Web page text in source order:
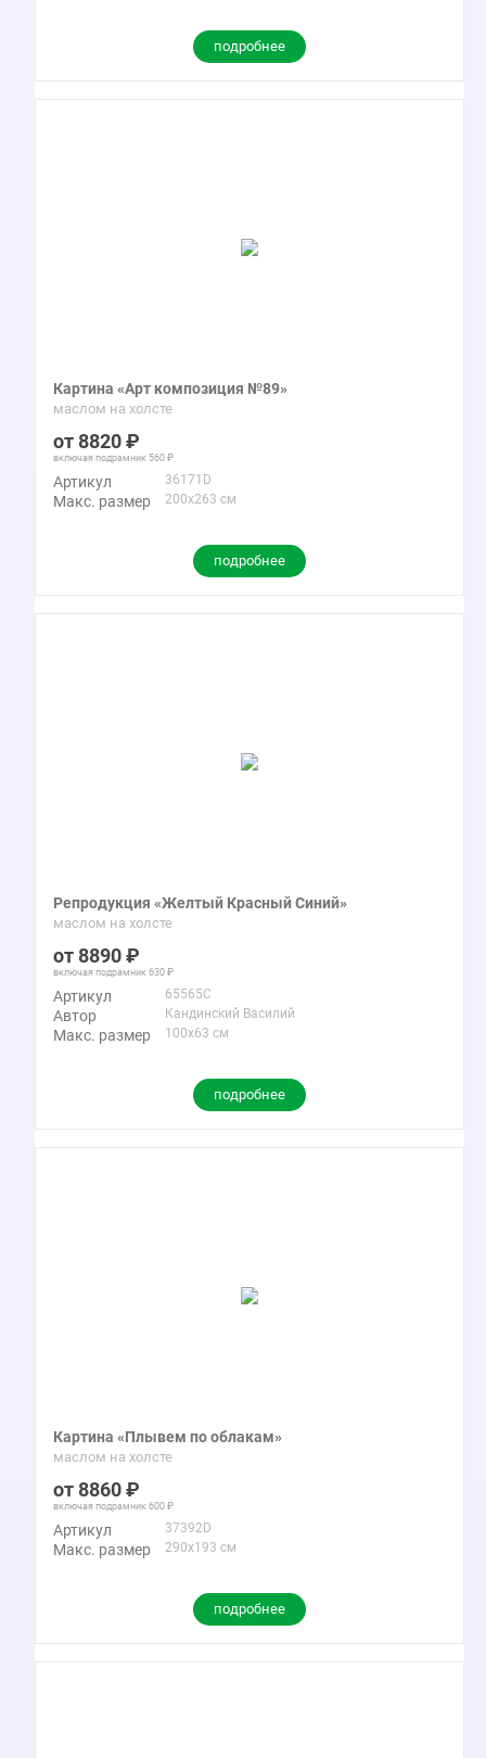
подробнее
Картина «Арт композиция №89»
маслом на холсте
8820
включая подрамник 560
Артикул 36171D
Макс. размер 200x263 см
подробнее
Репродукция «Желтый Красный Синий»
маслом на холсте
8890
включая подрамник 630
Артикул 65565C
Автор Кандинский Василий
Макс. размер 100x63 см
подробнее
Картина «Плывем по облакам»
маслом на холсте
8860
включая подрамник 600
Артикул 37392D
Макс. размер 290x193 см
подробнее